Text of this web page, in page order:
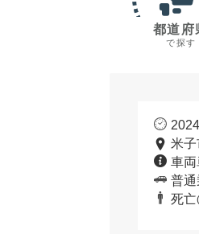
都道府
で探す
米子
車両
普通
死亡